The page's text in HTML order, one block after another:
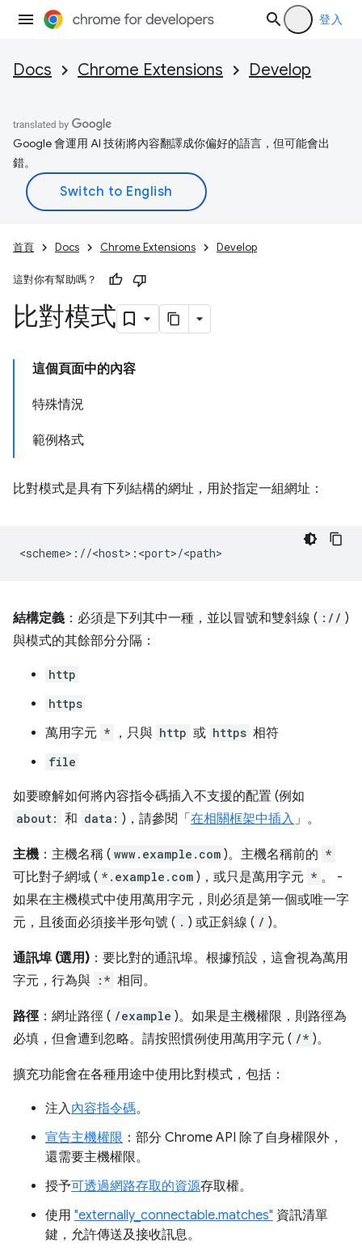
登入
Docs Chrome Extensions Develop
Google 會運用 AI 技術將內容翻譯成你偏好的語言，但可能會出
錯。
首頁 Docs Chrome Extensions Develop
這對你有幫助嗎？
比對模式
這個頁面中的內容
特殊情況
範例格式
比對模式是具有下列結構的網址，用於指定一組網址：
結構定義 ：必須是下列其中一種，並以冒號和雙斜線 ( :// )
與模式的其餘部分分隔：
http
https
萬用字元 * ，只與 http 或 https 相符
file
如要瞭解如何將內容指令碼插入不支援的配置 (例如
about: 和 data: )，請參閱「 在相關框架中插入」。
主機 ：主機名稱 ( www.example.com )。主機名稱前的 *
可比對子網域 ( *.example.com )，或只是萬用字元 * 。 -
如果在主機模式中使用萬用字元，則必須是第一個或唯一字
元，且後面必須接半形句號 ( . ) 或正斜線 ( / )。
通訊埠 (選用) ：要比對的通訊埠。根據預設，這會視為萬用
字元，行為與 :* 相同。
路徑：網址路徑 ( /example )。如果是主機權限，則路徑為
必填，但會遭到忽略。請按照慣例使用萬用字元 ( /* )。
擴充功能會在各種用途中使用比對模式，包括：
注入內容指令碼。
宣告主機權限 ：部分 Chrome API 除了自身權限外，
還需要主機權限。
授予可透過網路存取的資源存取權。
使用 "externally_connectable.matches" 資訊清單
鍵，允許傳送及接收訊息。